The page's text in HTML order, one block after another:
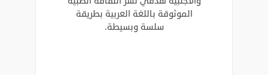
الموثوقة باللغة العربية بطريقة
سلسة وبسيطة.